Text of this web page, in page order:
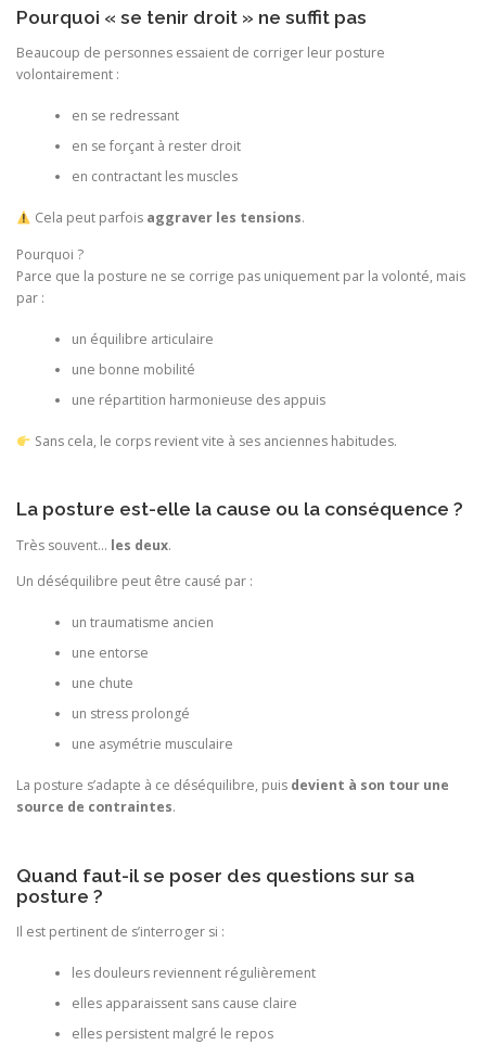
Pourquoi « se tenir droit » ne suffit pas
Beaucoup de personnes essaient de corriger leur posture
volontairement :
en se redressant
en se forçant à rester droit
en contractant les muscles
Cela peut parfois aggraver les tensions.
Pourquoi ?
Parce que la posture ne se corrige pas uniquement par la volonté, mais
par :
un équilibre articulaire
une bonne mobilité
une répartition harmonieuse des appuis
Sans cela, le corps revient vite à ses anciennes habitudes.
La posture est-elle la cause ou la conséquence ?
Très souvent… les deux.
Un déséquilibre peut être causé par :
un traumatisme ancien
une entorse
une chute
un stress prolongé
une asymétrie musculaire
La posture s’adapte à ce déséquilibre, puis devient à son tour une
source de contraintes.
Quand faut-il se poser des questions sur sa
posture ?
Il est pertinent de s’interroger si :
les douleurs reviennent régulièrement
elles apparaissent sans cause claire
elles persistent malgré le repos